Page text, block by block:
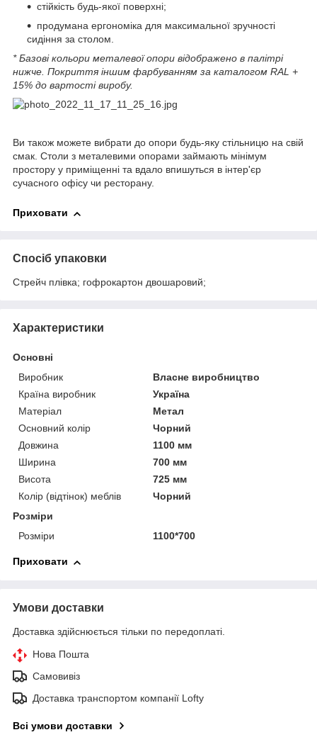
стійкість будь-якої поверхні;
продумана ергономіка для максимальної зручності
сидіння за столом.
* Базові кольори металевої опори відображено в палітрі
нижче. Покриття іншим фарбуванням за каталогом RAL +
15% до вартості виробу.
Ви також можете вибрати до опори будь-яку стільницю на свій
смак. Столи з металевими опорами займають мінімум
простору у приміщенні та вдало впишуться в інтер'єр
сучасного офісу чи ресторану.
Приховати
Спосіб упаковки
Стрейч плівка; гофрокартон двошаровий;
Характеристики
Основні
Виробник
Власне виробництво
Країна виробник
Україна
Матеріал
Метал
Основний колір
Чорний
Довжина
1100 мм
Ширина
700 мм
Висота
725 мм
Колір (відтінок) меблів
Чорний
Розміри
Розміри
1100*700
Приховати
Умови доставки
Доставка здійснюється тільки по передоплаті.
Нова Пошта
Самовивіз
Доставка транспортом компанії Lofty
Всі умови доставки